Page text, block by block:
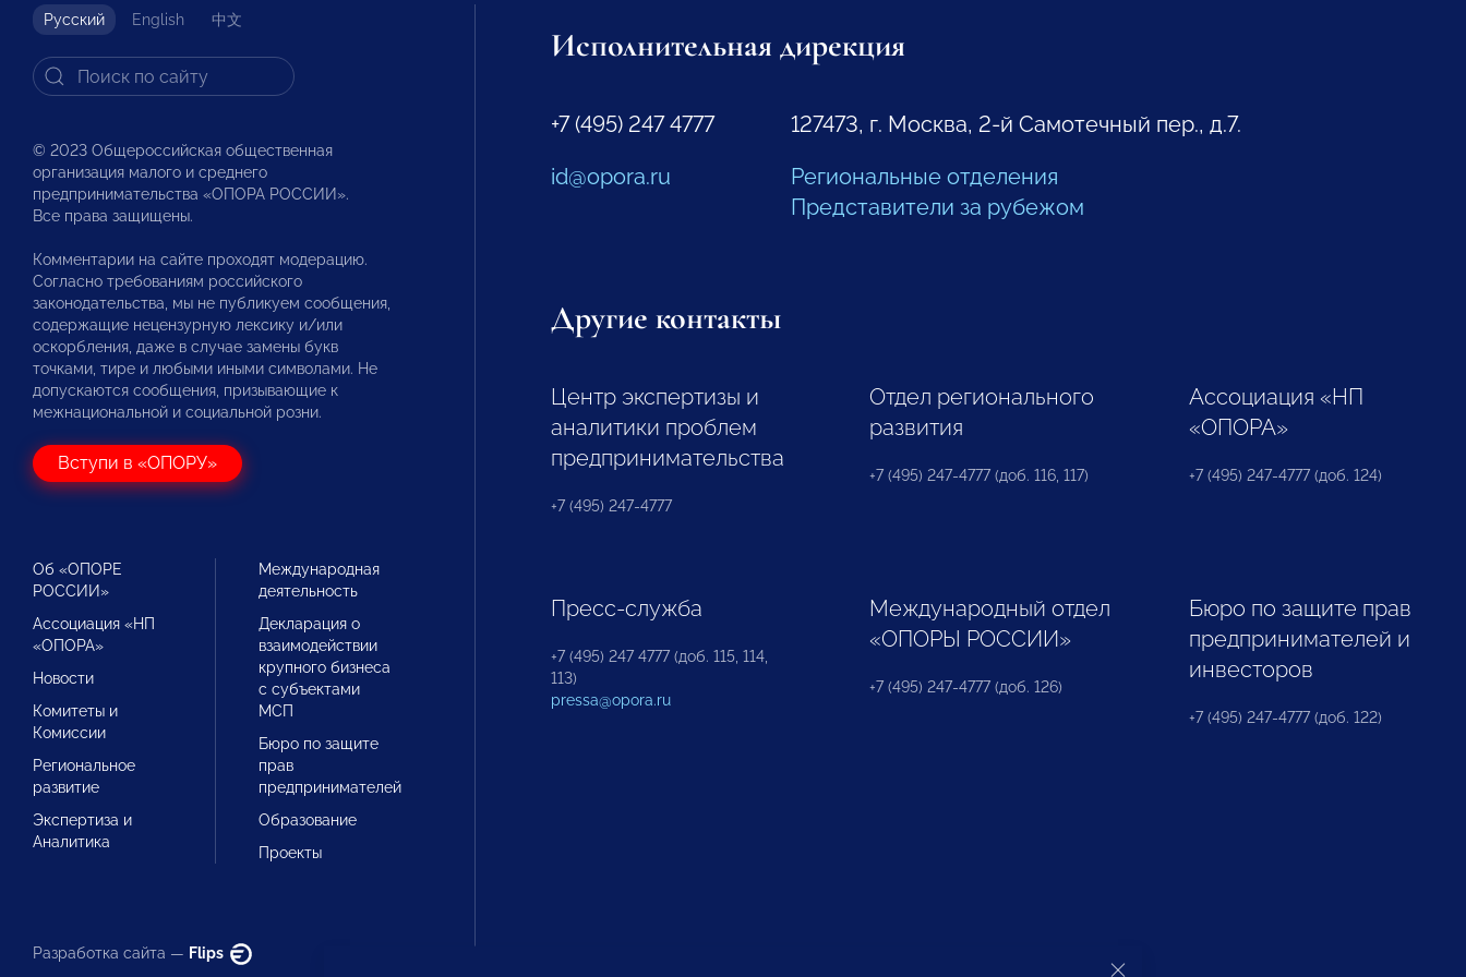
Русский English 中文
© 2023 Общероссийская общественная
организация малого и среднего
предпринимательства «ОПОРА РОССИИ».
Все права защищены.
Комментарии на сайте проходят модерацию.
Согласно требованиям российского
законодательства, мы не публикуем сообщения,
содержащие нецензурную лексику и/или
оскорбления, даже в случае замены букв
точками, тире и любыми иными символами. Не
допускаются сообщения, призывающие к
межнациональной и социальной розни.
Вступи в «ОПОРУ»
Об «ОПОРЕ
РОССИИ»
Ассоциация «НП
«ОПОРА»
Новости
Комитеты и
Комиссии
Региональное
развитие
Экспертиза и
Аналитика
Международная
деятельность
Декларация о
взаимодействии
крупного бизнеса
с субъектами
МСП
Бюро по защите
прав
предпринимателей
Образование
Проекты
Разработка сайта — Flips
Исполнительная дирекция
+7 (495) 247 4777
id@opora.ru
127473, г. Москва, 2-й Самотечный пер., д.7.
Региональные отделения
Представители за рубежом
Другие контакты
Центр экспертизы и
аналитики проблем
предпринимательства
+7 (495) 247-4777
Отдел регионального
развития
+7 (495) 247-4777 (доб. 116, 117)
Ассоциация «НП
«ОПОРА»
+7 (495) 247-4777 (доб. 124)
Пресс-служба
+7 (495) 247 4777 (доб. 115, 114,
113)
pressa@opora.ru
Международный отдел
«ОПОРЫ РОССИИ»
+7 (495) 247-4777 (доб. 126)
Бюро по защите прав
предпринимателей и
инвесторов
+7 (495) 247-4777 (доб. 122)